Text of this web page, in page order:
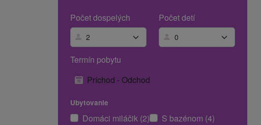
Počet dospelých
Počet detí
Termín pobytu
Príchod - Odchod
Ubytovanie
Domáci miláčik (2)
S bazénom (4)